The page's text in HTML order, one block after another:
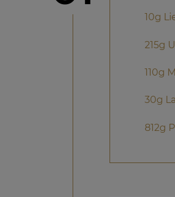
10g
215g
110g
30g
812g